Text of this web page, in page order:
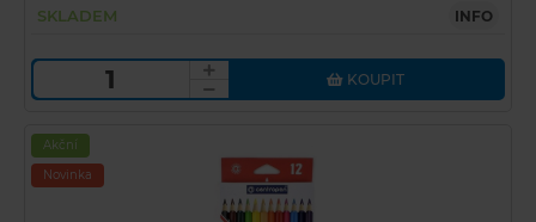
SKLADEM INFO
KOUPIT
Akční
Novinka